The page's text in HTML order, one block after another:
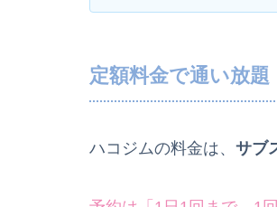
定額料金で通い放題
ハコジムの料金は、 サブ